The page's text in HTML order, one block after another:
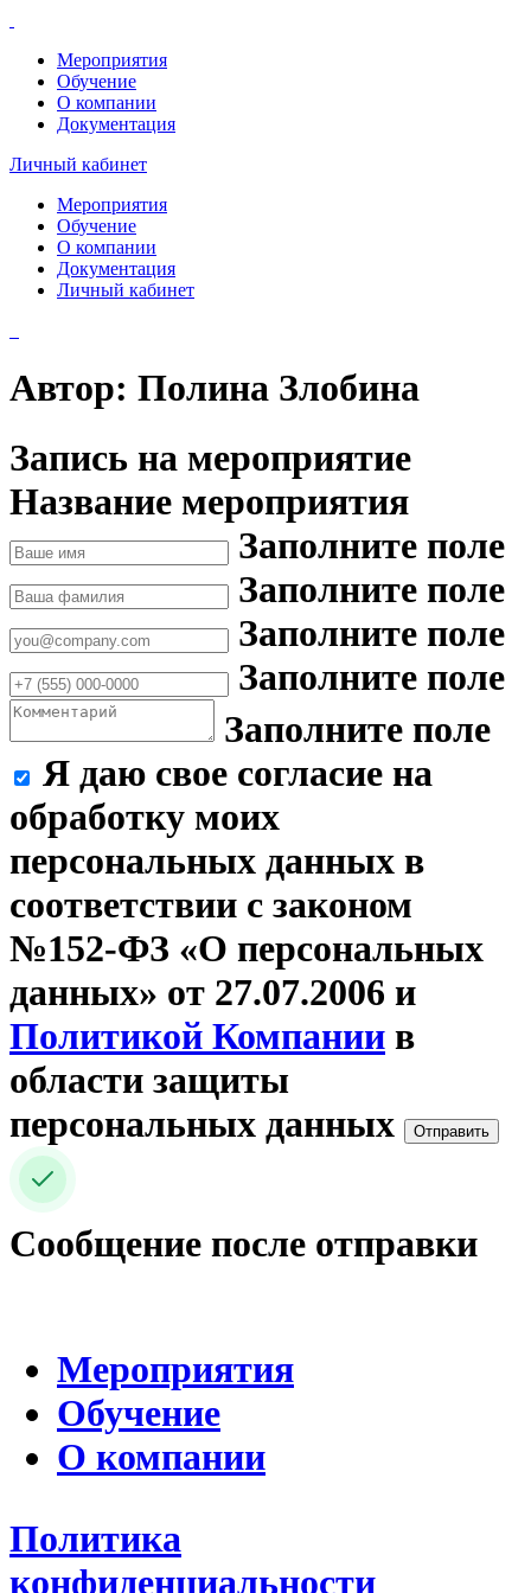
Мероприятия
Обучение
О компании
Документация
Личный кабинет
Мероприятия
Обучение
О компании
Документация
Личный кабинет
Автор: Полина Злобина
Запись на мероприятие
Название мероприятия
Заполните поле
Заполните поле
Заполните поле
Заполните поле
Заполните поле
Я даю свое согласие на
обработку моих
персональных данных в
соответствии с законом
№152-ФЗ «О персональных
данных» от 27.07.2006 и
Политикой Компании в
области защиты
персональных данных
Отправить
Сообщение после отправки
Мероприятия
Обучение
О компании
Политика
конфиденциальности